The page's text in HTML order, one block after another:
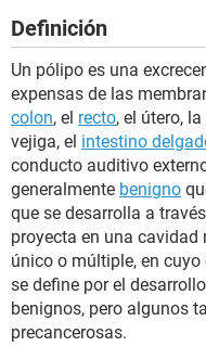
Definición
Un pólipo es una
expensas de las
colon, el recto, el útero, la
vejiga, el intestino
conducto auditivo
generalmente benigno
que se desarrolla a
proyecta en una cavidad
único o múltiple, en
se define por el
benignos, pero algunos
precancerosas.